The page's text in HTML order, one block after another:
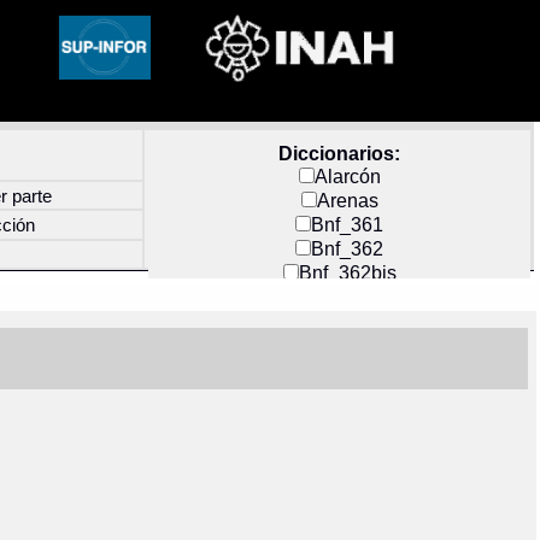
Diccionarios:
Alarcón
Arenas
Bnf_361
Bnf_362
Bnf_362bis
Docs_México
parte